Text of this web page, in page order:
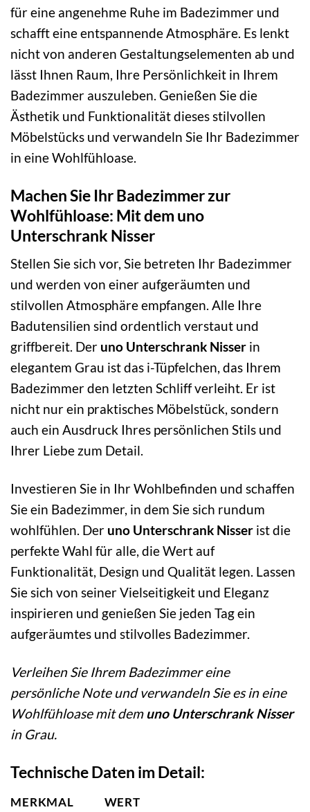
für eine angenehme Ruhe im Badezimmer und
schafft eine entspannende Atmosphäre. Es lenkt
nicht von anderen Gestaltungselementen ab und
lässt Ihnen Raum, Ihre Persönlichkeit in Ihrem
Badezimmer auszuleben. Genießen Sie die
Ästhetik und Funktionalität dieses stilvollen
Möbelstücks und verwandeln Sie Ihr Badezimmer
in eine Wohlfühloase.
Machen Sie Ihr Badezimmer zur
Wohlfühloase: Mit dem uno
Unterschrank Nisser
Stellen Sie sich vor, Sie betreten Ihr Badezimmer
und werden von einer aufgeräumten und
stilvollen Atmosphäre empfangen. Alle Ihre
Badutensilien sind ordentlich verstaut und
griffbereit. Der uno Unterschrank Nisser in
elegantem Grau ist das i-Tüpfelchen, das Ihrem
Badezimmer den letzten Schliff verleiht. Er ist
nicht nur ein praktisches Möbelstück, sondern
auch ein Ausdruck Ihres persönlichen Stils und
Ihrer Liebe zum Detail.
Investieren Sie in Ihr Wohlbefinden und schaffen
Sie ein Badezimmer, in dem Sie sich rundum
wohlfühlen. Der uno Unterschrank Nisser ist die
perfekte Wahl für alle, die Wert auf
Funktionalität, Design und Qualität legen. Lassen
Sie sich von seiner Vielseitigkeit und Eleganz
inspirieren und genießen Sie jeden Tag ein
aufgeräumtes und stilvolles Badezimmer.
Verleihen Sie Ihrem Badezimmer eine
persönliche Note und verwandeln Sie es in eine
Wohlfühloase mit demuno Unterschrank Nisser
in Grau.
Technische Daten im Detail:
MERKMAL
WERT